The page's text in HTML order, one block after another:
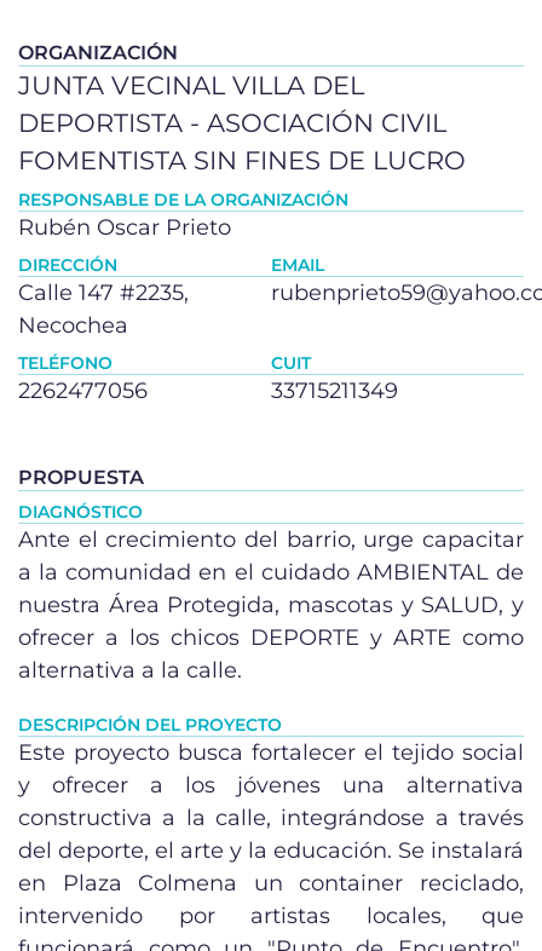
ORGANIZACIÓN
JUNTA VECINAL VILLA DEL
DEPORTISTA - ASOCIACIÓN CIVIL
FOMENTISTA SIN FINES DE LUCRO
RESPONSABLE DE LA ORGANIZACIÓN
Rubén Oscar Prieto
DIRECCIÓN
Calle 147 #2235,
Necochea
EMAIL
TELÉFONO
2262477056
CUIT
33715211349
PROPUESTA
DIAGNÓSTICO
Ante el crecimiento del barrio, urge capacitar
a la comunidad en el cuidado AMBIENTAL de
nuestra Área Protegida, mascotas y SALUD, y
ofrecer a los chicos DEPORTE y ARTE como
alternativa a la calle.
DESCRIPCIÓN DEL PROYECTO
Este proyecto busca fortalecer el tejido social
y ofrecer a los jóvenes una alternativa
constructiva a la calle, integrándose a través
del deporte, el arte y la educación. Se instalará
en Plaza Colmena un container reciclado,
intervenido por artistas locales, que